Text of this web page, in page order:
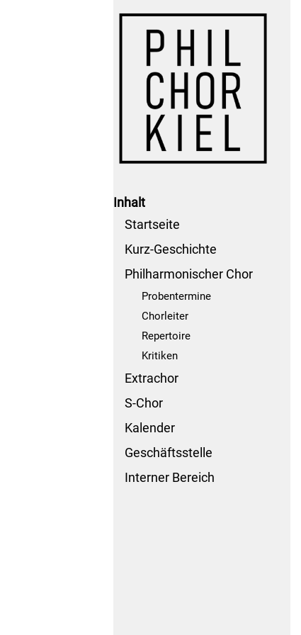
Inhalt
Startseite
Kurz-Geschichte
Philharmonischer Chor
Probentermine
Chorleiter
Repertoire
Kritiken
Extrachor
S-Chor
Kalender
Geschäftsstelle
Interner Bereich